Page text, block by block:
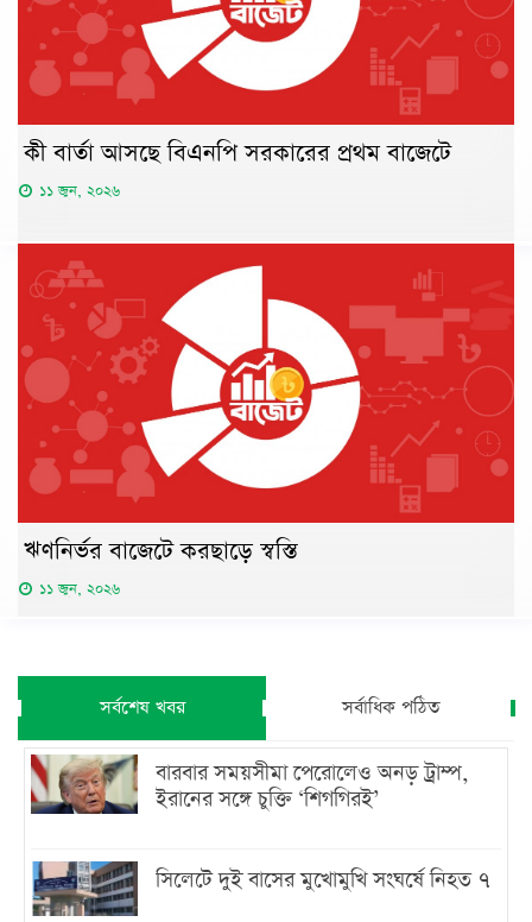
কী বার্তা আসছে বিএনপি সরকারের প্রথম বাজেটে
১১ জুন, ২০২৬
ঋণনির্ভর বাজেটে করছাড়ে স্বস্তি
১১ জুন, ২০২৬
সর্বশেষ খবর সর্বাধিক পঠিত
বারবার সময়সীমা পেরোলেও অনড় ট্রাম্প,
ইরানের সঙ্গে চুক্তি ‘শিগগিরই’
সিলেটে দুই বাসের মুখোমুখি সংঘর্ষে নিহত ৭